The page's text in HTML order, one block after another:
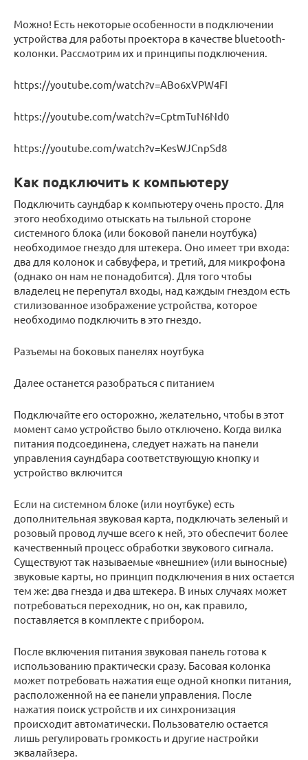
Можно! Есть некоторые особенности в подключении
устройства для работы проектора в качестве bluetooth-
колонки. Рассмотрим их и принципы подключения.
https://youtube.com/watch?v=ABo6xVPW4FI
https://youtube.com/watch?v=CptmTuN6Nd0
https://youtube.com/watch?v=KesWJCnpSd8
Как подключить к компьютеру
Подключить саундбар к компьютеру очень просто. Для
этого необходимо отыскать на тыльной стороне
системного блока (или боковой панели ноутбука)
необходимое гнездо для штекера. Оно имеет три входа:
два для колонок и сабвуфера, и третий, для микрофона
(однако он нам не понадобится). Для того чтобы
владелец не перепутал входы, над каждым гнездом есть
стилизованное изображение устройства, которое
необходимо подключить в это гнездо.
Разъемы на боковых панелях ноутбука
Далее останется разобраться с питанием
Подключайте его осторожно, желательно, чтобы в этот
момент само устройство было отключено. Когда вилка
питания подсоединена, следует нажать на панели
управления саундбара соответствующую кнопку и
устройство включится
Если на системном блоке (или ноутбуке) есть
дополнительная звуковая карта, подключать зеленый и
розовый провод лучше всего к ней, это обеспечит более
качественный процесс обработки звукового сигнала.
Существуют так называемые «внешние» (или выносные)
звуковые карты, но принцип подключения в них остается
тем же: два гнезда и два штекера. В иных случаях может
потребоваться переходник, но он, как правило,
поставляется в комплекте с прибором.
После включения питания звуковая панель готова к
использованию практически сразу. Басовая колонка
может потребовать нажатия еще одной кнопки питания,
расположенной на ее панели управления. После
нажатия поиск устройств и их синхронизация
происходит автоматически. Пользователю остается
лишь регулировать громкость и другие настройки
эквалайзера.